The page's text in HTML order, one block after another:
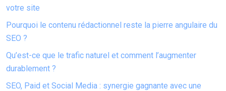
votre site
Pourquoi le contenu rédactionnel reste la pierre angulaire du
SEO ?
Qu’est-ce que le trafic naturel et comment l’augmenter
durablement ?
SEO, Paid et Social Media : synergie gagnante avec une